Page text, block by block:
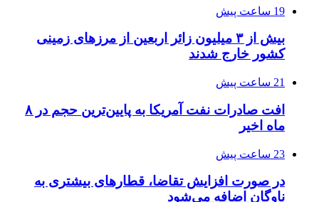
19 ساعت پیش
بیش از ۳ میلیون زائر اربعین از مرزهای زمینی
کشور خارج شدند
21 ساعت پیش
افت صادرات نفت آمریکا به پایین‌ترین حجم در ۸
ماه اخیر
23 ساعت پیش
در صورت افزایش تقاضا، قطارهای بیشتری به
ناوگان اضافه می‌شود